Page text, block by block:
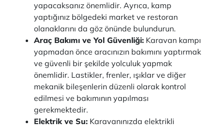
yapacaksanız önemlidir. Ayrıca, kamp
yaptığınız bölgedeki market ve restoran
olanaklarını da göz önünde bulundurun.
Araç Bakımı ve Yol Güvenliği: Karavan kampı
yapmadan önce aracınızın bakımını yaptırmak
ve güvenli bir şekilde yolculuk yapmak
önemlidir. Lastikler, frenler, ışıklar ve diğer
mekanik bileşenlerin düzenli olarak kontrol
edilmesi ve bakımının yapılması
gerekmektedir.
Elektrik ve Su: Karavanınızda elektrikli